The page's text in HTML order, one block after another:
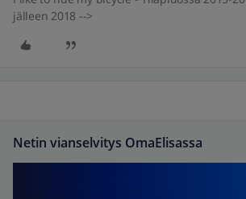
jälleen 2018 -->
Netin vianselvitys OmaElisassa